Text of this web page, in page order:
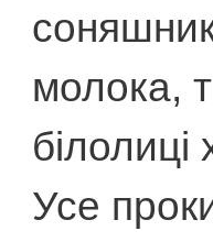
молока,
білолиці
Усе